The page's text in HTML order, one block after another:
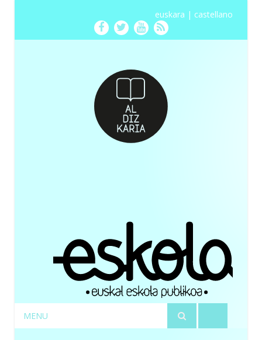
euskara | castellano
Facebook
TwitterYoutube
RSS
MENU